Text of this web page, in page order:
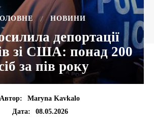
НОВИНИ
депортації
зі США: понад 200
за пів року
Автор:
Maryna Kavkalo
Дата:
08.05.2026